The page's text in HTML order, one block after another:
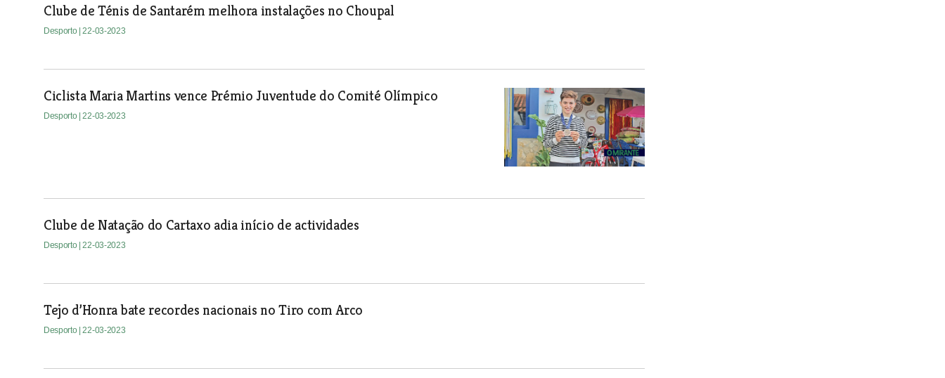
Clube de Ténis de Santarém melhora instalações no Choupal
Desporto | 22-03-2023
Ciclista Maria Martins vence Prémio Juventude do Comité Olímpico
Desporto | 22-03-2023
Clube de Natação do Cartaxo adia início de actividades
Desporto | 22-03-2023
Tejo d’Honra bate recordes nacionais no Tiro com Arco
Desporto | 22-03-2023